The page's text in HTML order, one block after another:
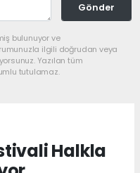
Gönder
bulunuyor ve
ilgili doğrudan veya
Yazılan tüm
tutulamaz.
Halkla